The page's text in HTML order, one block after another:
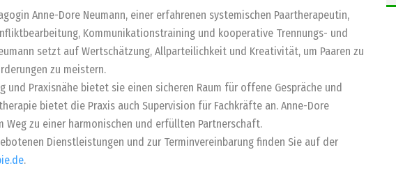
Anne-Dore Neumann, einer erfahrenen systemischen Paartherapeutin,
Kommunikationstraining und kooperative Trennungs- und
setzt auf Wertschätzung, Allparteilichkeit und Kreativität, um Paaren zu
zu meistern.
und Praxisnähe bietet sie einen sicheren Raum für offene Gespräche und
bietet die Praxis auch Supervision für Fachkräfte an. Anne-Dore
Weg zu einer harmonischen und erfüllten Partnerschaft.
Dienstleistungen und zur Terminvereinbarung finden Sie auf der
.